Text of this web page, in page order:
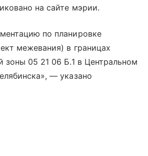
на сайте мэрии.
по планировке
межевания) в границах
зоны 05 21 06 Б.1 в Центральном
— указано